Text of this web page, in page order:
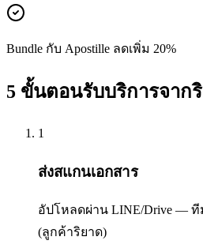
Bundle กับ Apostille ลดเพิ่ม 20%
5 ขั้นตอนรับบริการจาก
1
ส่งสแกนเอกสาร
อัปโหลดผ่าน LINE/Drive — ที
(ลูกค้าริยาด)